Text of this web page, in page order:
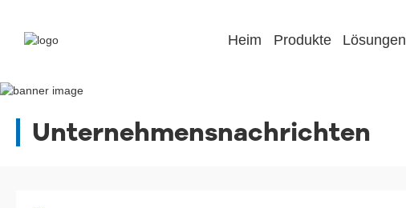
Heim Produkte Lösungen
Unternehmensnachrichten